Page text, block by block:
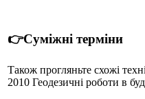
👉Суміжні терміни
Також прогляньте схожі
2010 Геодезичні роботи в